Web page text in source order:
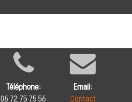
Téléphone:
06 72 75 75 56
Email:
Contact